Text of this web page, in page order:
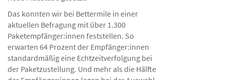
Das konnten wir bei Bettermile in einer
aktuellen Befragung mit über 1.300
Paketempfänger:innen feststellen. So
erwarten 64 Prozent der Empfänger:innen
standardmäßig eine Echtzeitverfolgung bei
der Paketzustellung. Und mehr als die Hälfte